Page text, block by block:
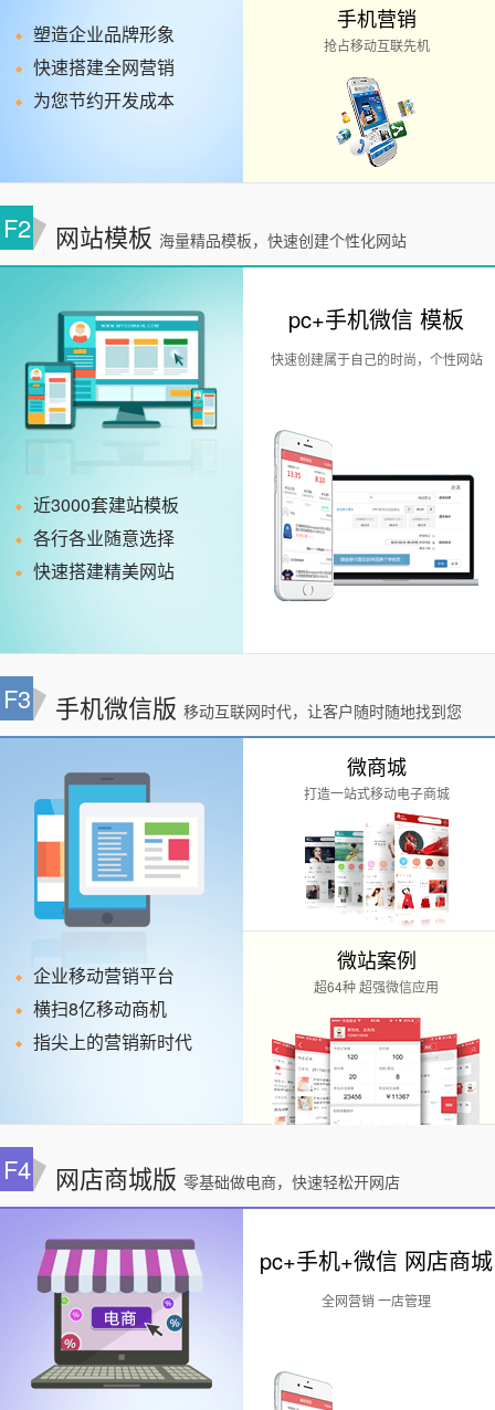
塑造企业品牌形象
快速搭建全网营销
为您节约开发成本
手机营销
抢占移动互联先机
F2 网站模板 海量精品模板，快速创建个性化网站
近3000套建站模板
各行各业随意选择
快速搭建精美网站
pc+手机微信 模板
快速创建属于自己的时尚，个性网站
F3 手机微信版 移动互联网时代，让客户随时随地找到您
企业移动营销平台
横扫8亿移动商机
指尖上的营销新时代
微商城
打造一站式移动电子商城
微站案例
超64种 超强微信应用
F4 网店商城版 零基础做电商，快速轻松开网店
pc+手机+微信 网店商城
全网营销 一店管理